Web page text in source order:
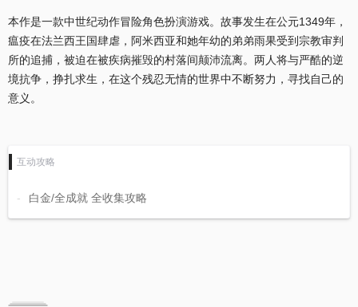
本作是一款中世纪动作冒险角色扮演游戏。故事发生在公元1349年，
瘟疫在法兰西王国肆虐，阿米西亚和她年幼的弟弟雨果受到宗教审判
所的追捕，被迫在被疾病摧毁的村落间颠沛流离。两人将与严酷的逆
境抗争，挣扎求生，在这个残忍无情的世界中不断努力，寻找自己的
意义。
互动攻略
白金/全成就 全收集攻略